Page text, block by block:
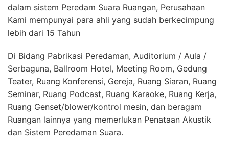
dalam sistem Peredam Suara Ruangan, Perusahaan
Kami mempunyai para ahli yang sudah berkecimpung
lebih dari 15 Tahun
Di Bidang Pabrikasi Peredaman, Auditorium / Aula /
Serbaguna, Ballroom Hotel, Meeting Room, Gedung
Teater, Ruang Konferensi, Gereja, Ruang Siaran, Ruang
Seminar, Ruang Podcast, Ruang Karaoke, Ruang Kerja,
Ruang Genset/blower/kontrol mesin, dan beragam
Ruangan lainnya yang memerlukan Penataan Akustik
dan Sistem Peredaman Suara.